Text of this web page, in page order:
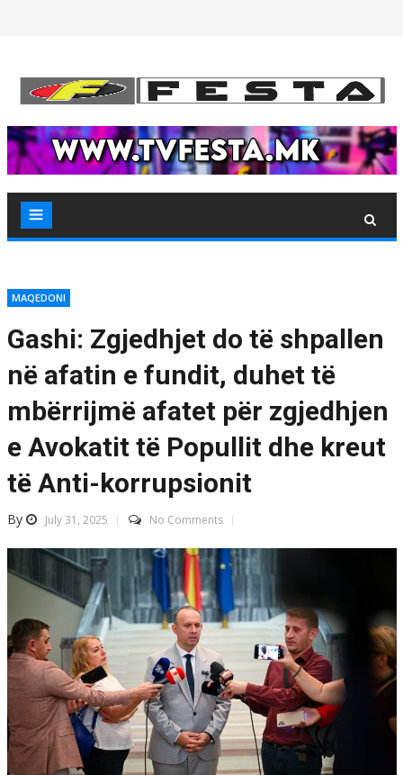
MAQEDONI
Gashi: Zgjedhjet do të shpallen
në afatin e fundit, duhet të
mbërrijmë afatet për zgjedhjen
e Avokatit të Popullit dhe kreut
të Anti-korrupsionit
By July 31, 2025 No Comments